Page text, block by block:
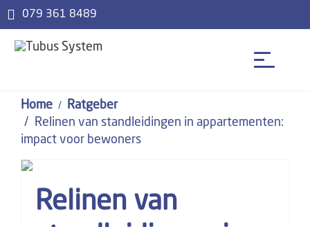
079 361 8489
Home
Ratgeber
Relinen van standleidingen in appartementen:
impact voor bewoners
Relinen van